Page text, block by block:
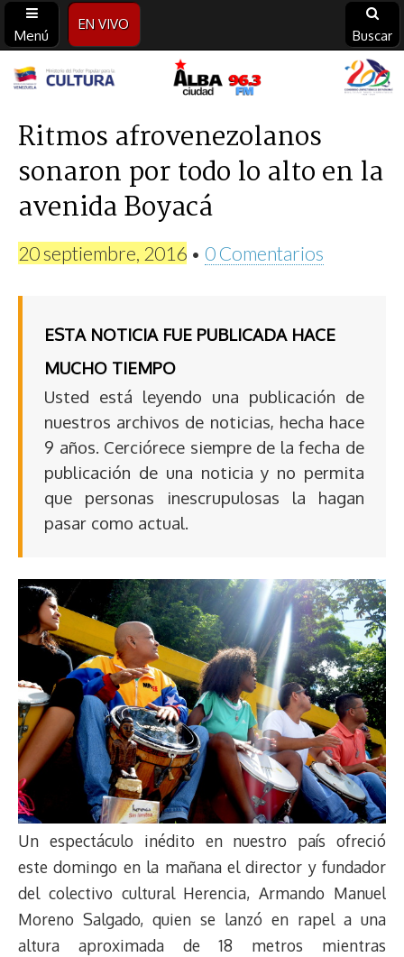
Menú
EN VIVO
Buscar
Alba
Ciudad
96.3
FM
Ritmos afrovenezolanos
sonaron por todo lo alto en la
avenida Boyacá
20 septiembre, 2016 • 0 Comentarios
ESTA NOTICIA FUE PUBLICADA HACE
MUCHO TIEMPO
Usted está leyendo una publicación de
nuestros archivos de noticias, hecha hace
9 años. Cerciórece siempre de la fecha de
publicación de una noticia y no permita
que personas inescrupulosas la hagan
pasar como actual.
Un espectáculo inédito en nuestro país ofreció
este domingo en la mañana el director y fundador
del colectivo cultural Herencia, Armando Manuel
Moreno Salgado, quien se lanzó en rapel a una
altura aproximada de 18 metros mientras